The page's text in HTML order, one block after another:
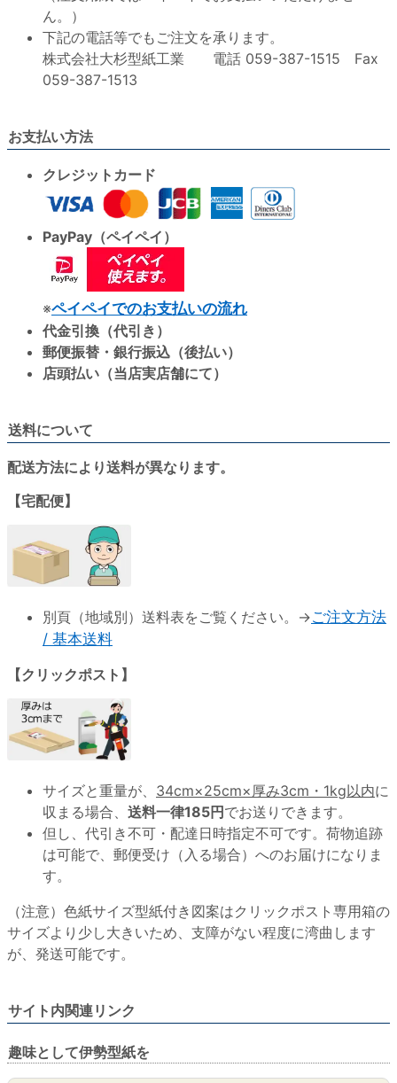
ん。）
下記の電話等でもご注文を承ります。
株式会社大杉型紙工業 電話 059-387-1515 Fax
059-387-1513
お支払い方法
クレジットカード
PayPay（ペイペイ）
※ペイペイでのお支払いの流れ
代金引換（代引き）
郵便振替・銀行振込（後払い）
店頭払い（当店実店舗にて）
送料について
配送方法により送料が異なります。
【宅配便】
別頁（地域別）送料表をご覧ください。→ご注文方法
/ 基本送料
【クリックポスト】
サイズと重量が、 34cm×25cm×厚み3cm・1kg以内に
収まる場合、 送料一律185円 でお送りできます。
但し、代引き不可・配達日時指定不可です。荷物追跡
は可能で、郵便受け（入る場合）へのお届けになりま
す。
（注意）色紙サイズ型紙付き図案はクリックポスト専用箱の
サイズより少し大きいため、支障がない程度に湾曲します
が、発送可能です。
サイト内関連リンク
趣味として伊勢型紙を